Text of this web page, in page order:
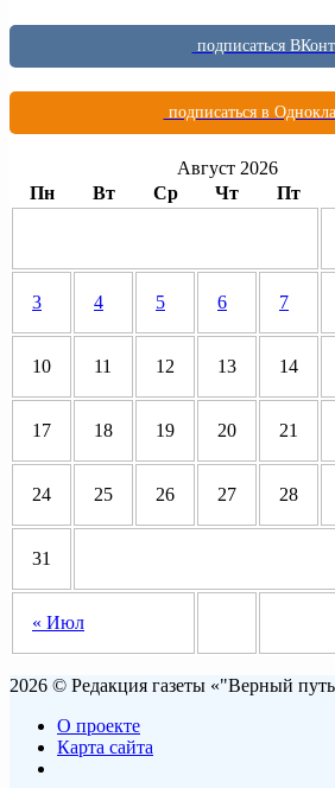
подписаться
подписаться в
Август 2026
Пн
Вт Ср Чт Пт
« Июл
3 4 5 6 7
10 11 12 13 14
17 18 19 20 21
24 25 26 27 28
31
2026 © Редакция газеты «"Верный
О проекте
Карта сайта